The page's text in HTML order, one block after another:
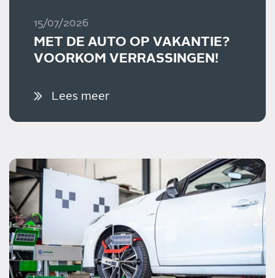
15/07/2026
MET DE AUTO OP VAKANTIE?
VOORKOM VERRASSINGEN!
Lees meer